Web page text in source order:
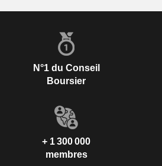
N°1 du Conseil
Boursier
+ 1 300 000
membres